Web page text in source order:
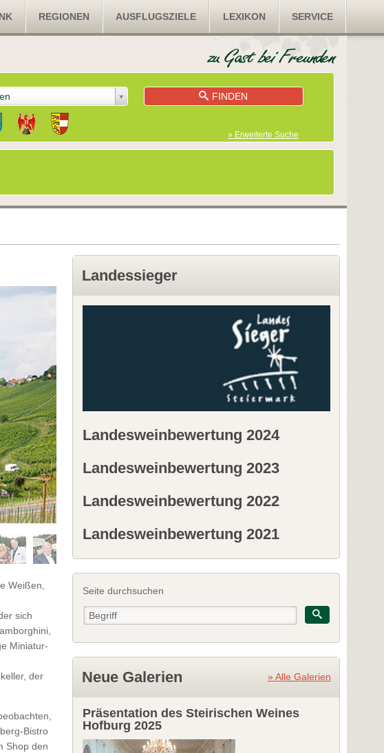
REGIONEN AUSFLUGSZIELE LEXIKON SERVICE
FINDEN
» Erweiterte Suche
Weißen,
sich
Miniatur-
der
Bistro
Shop den
Landessieger
Landesweinbewertung 2024
Landesweinbewertung 2023
Landesweinbewertung 2022
Landesweinbewertung 2021
Seite durchsuchen
» Alle Galerien
Neue Galerien
Präsentation des Steirischen Weines
Hofburg 2025